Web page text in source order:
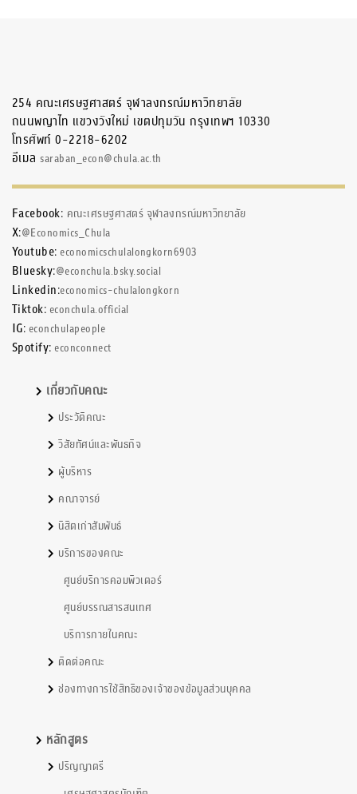
254 คณะเศรษฐศาสตร์ จุฬาลงกรณ์มหาวิทยาลัย
ถนนพญาไท แขวงวังใหม่ เขตปทุมวัน กรุงเทพฯ 10330
โทรศัพท์ 0-2218-6202
อีเมลsaraban_econ@chula.ac.th
Facebook: คณะเศรษฐศาสตร์ จุฬาลงกรณ์มหาวิทยาลัย
X:@Economics_Chula
Youtube: economicschulalongkorn6903
Bluesky:@econchula.bsky.social
Linkedin:economics-chulalongkorn
Tiktok: econchula.official
IG: econchulapeople
Spotify: econconnect
เกี่ยวกับคณะ
ประวัติคณะ
วิสัยทัศน์และพันธกิจ
ผู้บริหาร
คณาจารย์
นิสิตเก่าสัมพันธ์
บริการของคณะ
ศูนย์บริการคอมพิวเตอร์
ศูนย์บรรณสารสนเทศ
บริการภายในคณะ
ติดต่อคณะ
ช่องทางการใช้สิทธิของเจ้าของข้อมูลส่วนบุคคล
หลักสูตร
ปริญญาตรี